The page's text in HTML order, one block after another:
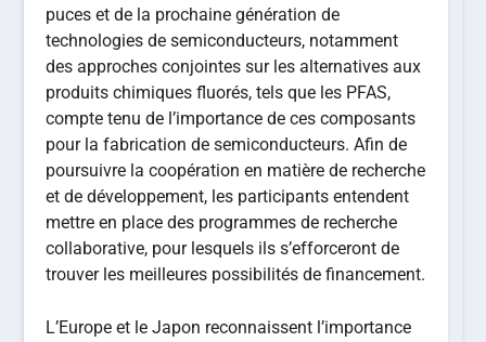
puces et de la prochaine génération de
technologies de semiconducteurs, notamment
des approches conjointes sur les alternatives aux
produits chimiques fluorés, tels que les PFAS,
compte tenu de l’importance de ces composants
pour la fabrication de semiconducteurs. Afin de
poursuivre la coopération en matière de recherche
et de développement, les participants entendent
mettre en place des programmes de recherche
collaborative, pour lesquels ils s’efforceront de
trouver les meilleures possibilités de financement.
L’Europe et le Japon reconnaissent l’importance